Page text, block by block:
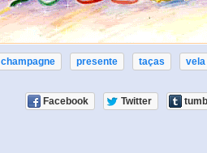
champagne presente taças vela
Facebook Twitter